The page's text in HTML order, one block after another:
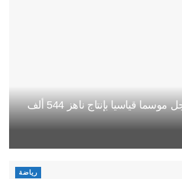
شمندر دكالة يسجل موسما قياسيا بإنتاج ناهز 544 ألف
رياضة